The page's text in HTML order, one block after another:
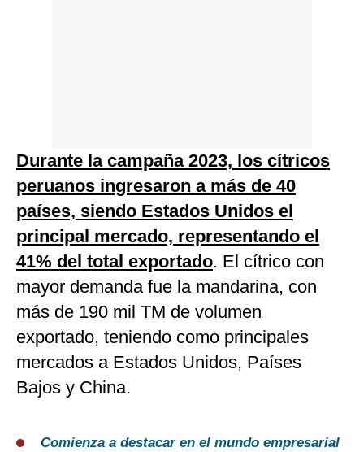
Durante la campaña 2023, los cítricos
peruanos ingresaron a más de 40
países, siendo Estados Unidos el
principal mercado, representando el
41% del total exportado. El cítrico con
mayor demanda fue la mandarina, con
más de 190 mil TM de volumen
exportado, teniendo como principales
mercados a Estados Unidos, Países
Bajos y China.
Comienza a destacar en el mundo empresarial